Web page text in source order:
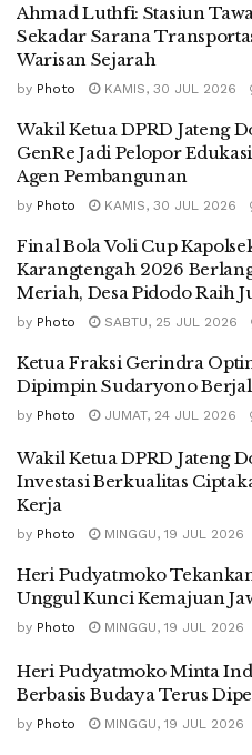
Ahmad Luthfi: Stasiun
Sekadar Sarana
Warisan Sejarah
by Photo KAMIS, 30 JUL 2026
Wakil Ketua DPRD Jateng
GenRe Jadi Pelopor
Agen Pembangunan
by Photo KAMIS, 30 JUL 2026
Final Bola Voli Cup
Karangtengah 2026
Meriah, Desa Pidodo Raih
by Photo SABTU, 25 JUL 2026
Ketua Fraksi Gerindra
Dipimpin Sudaryono
by Photo JUMAT, 24 JUL 2026
Wakil Ketua DPRD Jateng
Investasi Berkualitas
Kerja
by Photo MINGGU, 19 JUL 2026
Heri Pudyatmoko
Unggul Kunci Kemajuan
by Photo MINGGU, 19 JUL 2026
Heri Pudyatmoko Minta
Berbasis Budaya Terus
by Photo MINGGU, 19 JUL 2026